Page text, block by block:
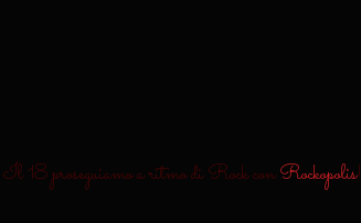
Il 18 proseguiamo a ritmo di Rock con Rockopolis!